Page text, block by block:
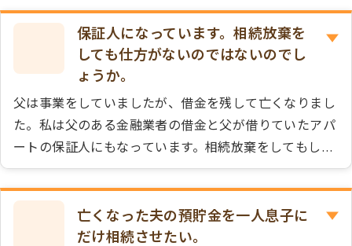
方に既に亡くなった子供（私とは異母兄弟）が2人いた
ことがわかり、その子供（私からすれば甥姪）が6人い
ることがわかりました。その6人と私の計7人が兄の相続
人になるそうです。依頼した相続手続きセンターではそ
れ以上の手続きが一向に進みません。こちらの事務所で
受けてもらえますでしょうか。
保証人になっています。相続放棄を
しても仕方がないのではないのでし
ょうか。
父は事業をしていましたが、借金を残して亡くなりまし
た。私は父のある金融業者の借金と父が借りていたアパ
ートの保証人にもなっています。相続放棄をしてもしょ
うがないのではないかと思っています。
亡くなった夫の預貯金を一人息子に
だけ相続させたい。